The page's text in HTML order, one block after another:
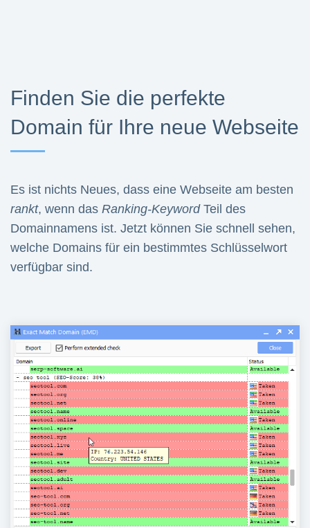
Finden Sie die perfekte
Domain für Ihre neue Webseite
Es ist nichts Neues, dass eine Webseite am besten
rankt, wenn das Ranking-KeywordTeil des
Domainnamens ist. Jetzt können Sie schnell sehen,
welche Domains für ein bestimmtes Schlüsselwort
verfügbar sind.